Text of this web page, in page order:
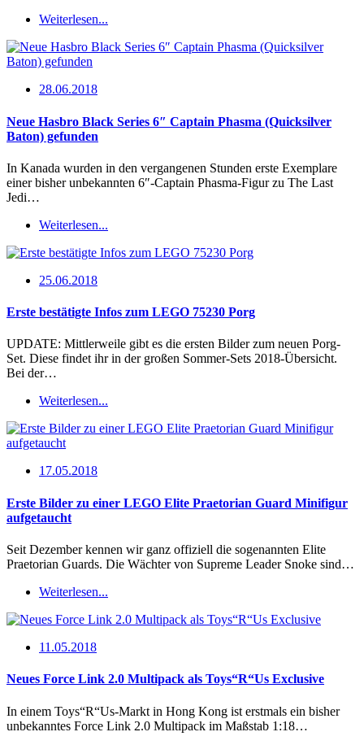
Weiterlesen...
28.06.2018
Neue Hasbro Black Series 6″ Captain Phasma (Quicksilver
Baton) gefunden
In Kanada wurden in den vergangenen Stunden erste Exemplare
einer bisher unbekannten 6″-Captain Phasma-Figur zu The Last
Jedi…
Weiterlesen...
25.06.2018
Erste bestätigte Infos zum LEGO 75230 Porg
UPDATE: Mittlerweile gibt es die ersten Bilder zum neuen Porg-
Set. Diese findet ihr in der großen Sommer-Sets 2018-Übersicht.
Bei der…
Weiterlesen...
17.05.2018
Erste Bilder zu einer LEGO Elite Praetorian Guard Minifigur
aufgetaucht
Seit Dezember kennen wir ganz offiziell die sogenannten Elite
Praetorian Guards. Die Wächter von Supreme Leader Snoke sind…
Weiterlesen...
11.05.2018
Neues Force Link 2.0 Multipack als Toys“R“Us Exclusive
In einem Toys“R“Us-Markt in Hong Kong ist erstmals ein bisher
unbekanntes Force Link 2.0 Multipack im Maßstab 1:18…